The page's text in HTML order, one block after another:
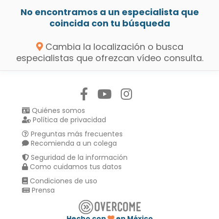
No encontramos a un especialista que
coincida con tu búsqueda
Cambia la localización o busca
especialistas que ofrezcan vídeo consulta.
Quiénes somos
Política de privacidad
Preguntas más frecuentes
Recomienda a un colega
Seguridad de la información
Como cuidamos tus datos
Condiciones de uso
Prensa